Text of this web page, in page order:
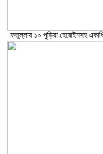
ফতুল্লায় ১০ পুড়িয়া হেরোইনসহ